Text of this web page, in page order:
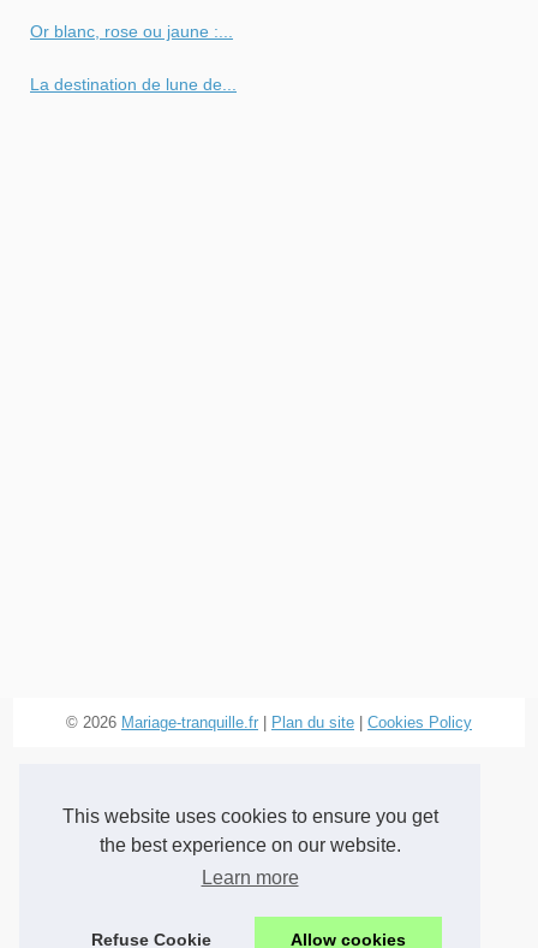
This website uses cookies to ensure you get
the best experience on our website.
Learn more
Refuse Cookie Allow cookies
Or blanc, rose ou jaune :...
La destination de lune de...
© 2026 Mariage-tranquille.fr | Plan du site | Cookies Policy